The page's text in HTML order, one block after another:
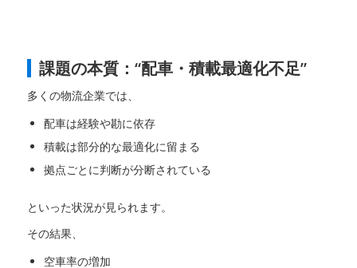
課題の本質：“配車・積載最適化不足”
多くの物流企業では、
配車は経験や勘に依存
積載は部分的な最適化に留まる
拠点ごとに判断が分断されている
といった状況が見られます。
その結果、
空車率の増加